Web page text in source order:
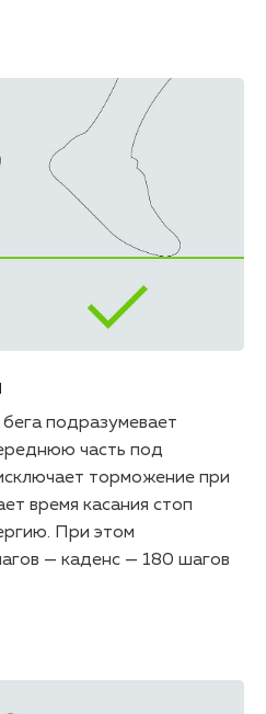
бега подразумевает
часть под
торможение при
время касания стоп
При этом
— каденс — 180 шагов